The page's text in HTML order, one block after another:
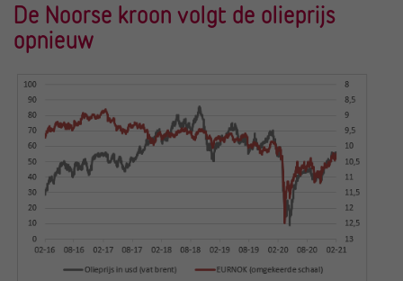
De Noorse kroon volgt de olieprijs
opnieuw